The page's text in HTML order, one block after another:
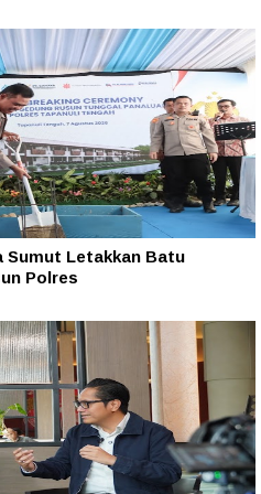
Sumut Letakkan Batu
Polres